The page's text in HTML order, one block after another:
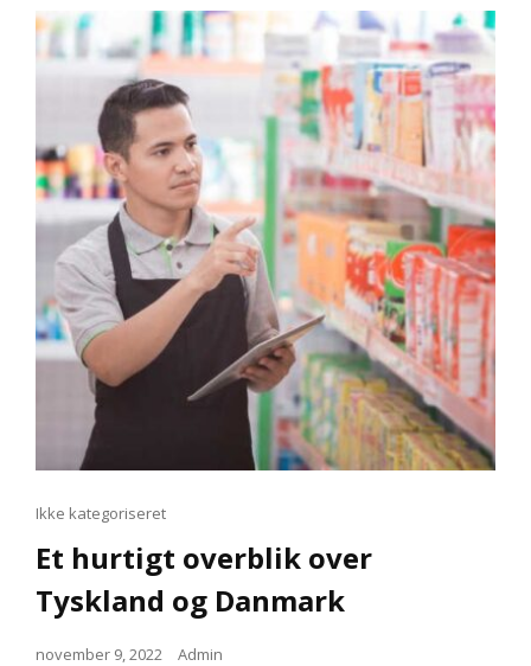
VIDUNDERLIGT
DYR
Cat
Ikke kategoriseret
Et hurtigt overblik over
Tyskland og Danmark
Posted
november 9, 2022 Admin